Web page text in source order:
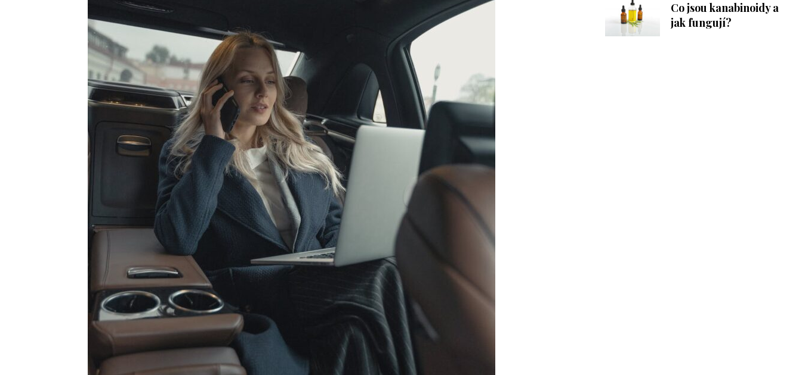
Co jsou kanabinoidy a
jak fungují?